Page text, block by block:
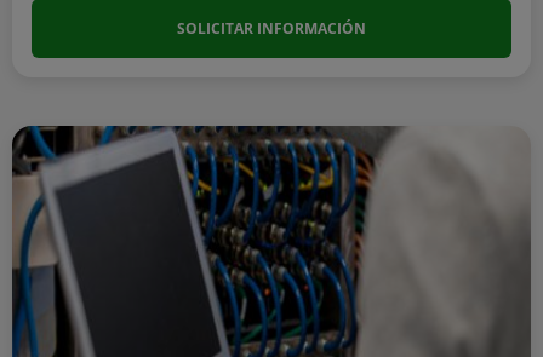
SOLICITAR INFORMACIÓN